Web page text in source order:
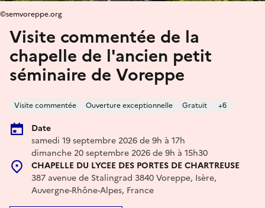
Visite commentée de la
chapelle de l'ancien petit
séminaire de Voreppe
Visite commentée Ouverture exceptionnelle Gratuit +6
Date
samedi 19 septembre 2026 de 9h à 17h
dimanche 20 septembre 2026 de 9h à 15h30
CHAPELLE DU LYCEE DES PORTES DE CHARTREUSE
387 avenue de Stalingrad 3840 Voreppe, Isère,
Auvergne-Rhône-Alpes, France
©semvoreppe.org